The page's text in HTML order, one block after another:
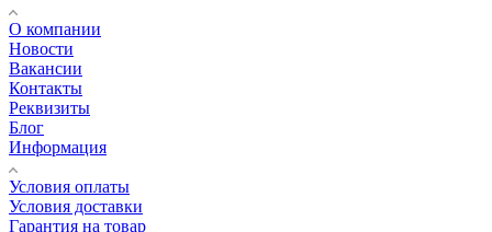
О компании
Новости
Вакансии
Контакты
Реквизиты
Блог
Информация
Условия оплаты
Условия доставки
Гарантия на товар